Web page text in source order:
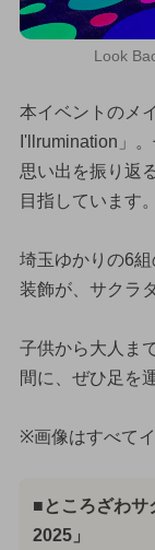
Look
本イベントのメ
I'llrumination」
思い出を振り返
目指しています。
埼玉ゆかりの6
装飾が、サクラ
子供から大人ま
間に、ぜひ足を
※画像はすべて
■ところざわサ
2025」